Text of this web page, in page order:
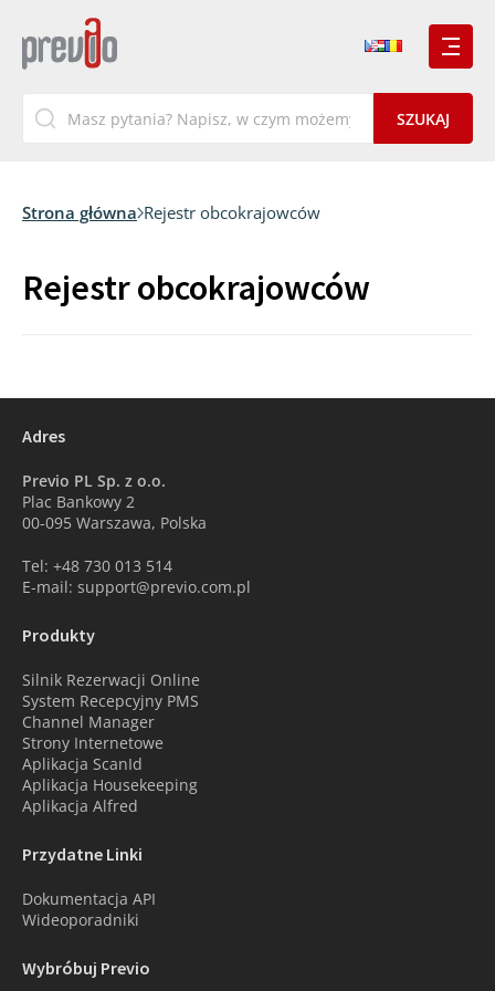
Strona główna Rejestr obcokrajowców
Rejestr obcokrajowców
Adres
Previo PL Sp. z o.o.
Plac Bankowy 2
00-095 Warszawa, Polska
Tel: +48 730 013 514
E-mail: support@previo.com.pl
Produkty
Silnik Rezerwacji Online
System Recepcyjny PMS
Channel Manager
Strony Internetowe
Aplikacja ScanId
Aplikacja Housekeeping
Aplikacja Alfred
Przydatne Linki
Dokumentacja API
Wideoporadniki
Wybróbuj Previo